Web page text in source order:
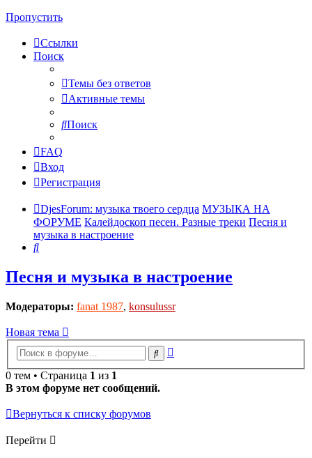
Пропустить
Ссылки
Поиск
Темы без ответов
Активные темы
Поиск
FAQ
Вход
Регистрация
DjesForum: музыка твоего сердца МУЗЫКА НА
ФОРУМЕ Калейдоскоп песен. Разные треки Песня и
музыка в настроение
Поиск
Песня и музыка в настроение
Модераторы: fanat 1987, konsulussr
Новая тема
Поиск
0 тем • Страница 1 из 1
В этом форуме нет сообщений.
Вернуться к списку форумов
Перейти